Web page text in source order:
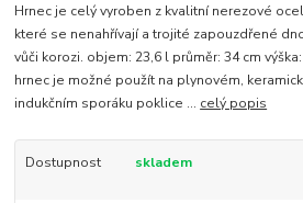
Hrnec je celý vyroben z kvalitní nerezové
které se nenahřívají a trojité zapouzdřené
vůči korozi. objem: 23,6 l průměr: 34 cm
hrnec je možné použít na plynovém,
indukčním sporáku poklice ... celý popis
Dostupnost skladem